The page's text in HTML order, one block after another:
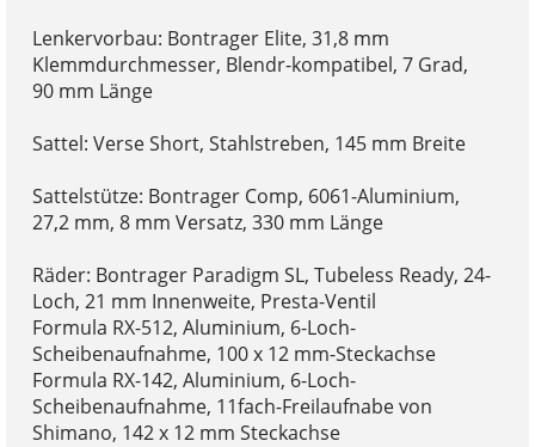
Lenkervorbau: Bontrager Elite, 31,8 mm
Klemmdurchmesser, Blendr-kompatibel, 7 Grad,
90 mm Länge
Sattel: Verse Short, Stahlstreben, 145 mm Breite
Sattelstütze: Bontrager Comp, 6061-Aluminium,
27,2 mm, 8 mm Versatz, 330 mm Länge
Räder: Bontrager Paradigm SL, Tubeless Ready, 24-
Loch, 21 mm Innenweite, Presta-Ventil
Formula RX-512, Aluminium, 6-Loch-
Scheibenaufnahme, 100 x 12 mm-Steckachse
Formula RX-142, Aluminium, 6-Loch-
Scheibenaufnahme, 11fach-Freilaufnabe von
Shimano, 142 x 12 mm Steckachse